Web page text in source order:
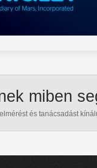
miben
és tanácsadást